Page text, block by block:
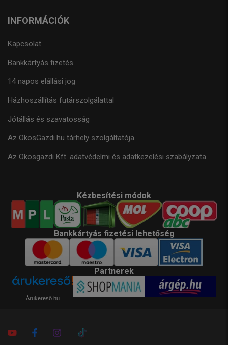
INFORMÁCIÓK
Kapcsolat
Bankkártyás fizetés
14 napos elállási jog
Házhoszállítás futárszolgálattal
Jótállás és szavatosság
Az OkosGazdi.hu tárhely szolgáltatója
Az Okosgazdi Kft. adatvédelmi és adatkezelési szabályzata
Kézbesítési módok
Bankkártyás fizetési lehetőség
Partnerek
Árukereső.hu